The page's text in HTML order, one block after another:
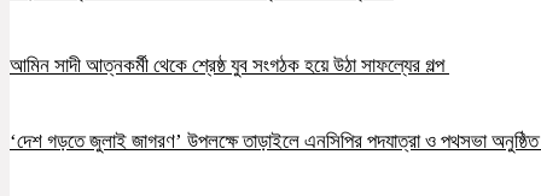
আমিন সাদী আত্নকর্মী থেকে শ্রেষ্ঠ যুব সংগঠক হয়ে উঠা সাফল্যের গল্প
‘দেশ গড়তে জুলাই জাগরণ’ উপলক্ষে তাড়াইলে এনসিপির পদযাত্রা ও পথসভা